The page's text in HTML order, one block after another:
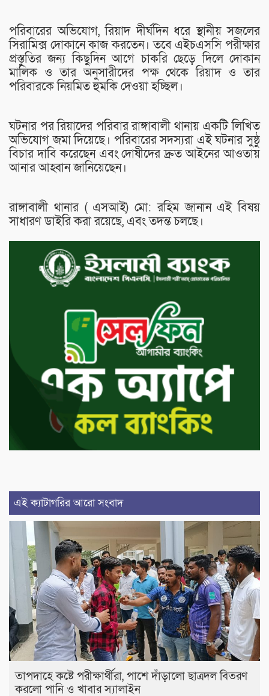
পরিবারের অভিযোগ, রিয়াদ দীর্ঘদিন ধরে স্থানীয় সজলের
সিরামিক্স দোকানে কাজ করতেন। তবে এইচএসসি পরীক্ষার
প্রস্তুতির জন্য কিছুদিন আগে চাকরি ছেড়ে দিলে দোকান
মালিক ও তার অনুসারীদের পক্ষ থেকে রিয়াদ ও তার
পরিবারকে নিয়মিত হুমকি দেওয়া হচ্ছিল।
ঘটনার পর রিয়াদের পরিবার রাঙ্গাবালী থানায় একটি লিখিত
অভিযোগ জমা দিয়েছে। পরিবারের সদস্যরা এই ঘটনার সুষ্ঠু
বিচার দাবি করেছেন এবং দোষীদের দ্রুত আইনের আওতায়
আনার আহ্বান জানিয়েছেন।
রাঙ্গাবালী থানার ( এসআই) মো: রহিম জানান এই বিষয়
সাধারণ ডাইরি করা রয়েছে, এবং তদন্ত চলছে।
এই ক্যাটাগরির আরো সংবাদ
তাপদাহে কষ্টে পরীক্ষার্থীরা, পাশে দাঁড়ালো ছাত্রদল বিতরণ
করলো পানি ও খাবার স্যালাইন